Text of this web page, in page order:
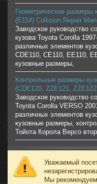
Геометрические размеры
(E11#) Collision Repair
Заводское руководство
кузова Toyota Corolla
различных элементов
CDE110, CE110, EE110,
кузовные размеры,
Контрольные размеры
(CDE120, ZZE121,
Заводское руководство
Toyota Corolla VERSO
различных элементов
кузовные размеры,
Тойота Корола Версо
Уважаемый
Мы